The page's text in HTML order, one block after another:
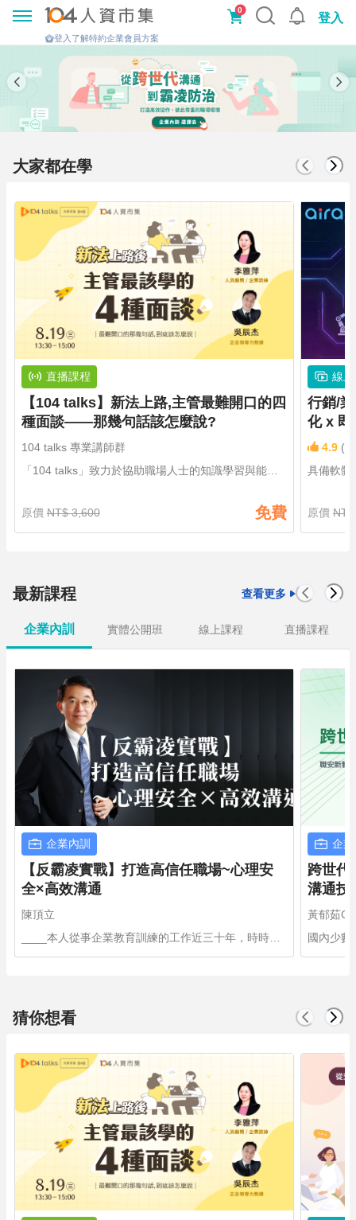
0
登入
登入了解特約企業會員方案
大家都在學
直播課程
【104 talks】新法上路,主管最難開口的四
種面談——那幾句話該怎麼說?
104 talks 專業講師群
「104 talks」致力於協助職場人士的知識學習與能力
習的節目平台，每月固定1.5h的時間，啟發學員對自
原價 NT$ 3,600 免費
線
行銷/業務
化 x 即
4.9
具備軟體
部中級
原價
最新課程 查看更多
企業內訓 實體公開班 線上課程 直播課程
企業內訓
【反霸凌實戰】打造高信任職場~心理安
全×高效溝通
陳頂立
____本人從事企業教育訓練的工作近三十年，時時樂
在其中，因為我對事業的核心信念是：協助企業透過
表現與貢獻
企
跨世代
溝通技
黃郁茹
國內少
講師，授
至5人。
猜你想看